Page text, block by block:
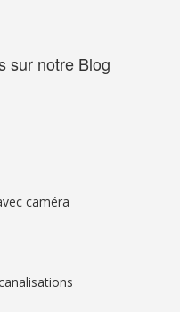
sur notre Blog
caméra